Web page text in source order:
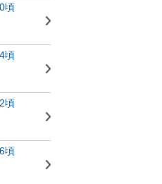
頃
頃
頃
頃